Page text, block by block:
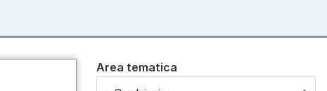
Area tematica